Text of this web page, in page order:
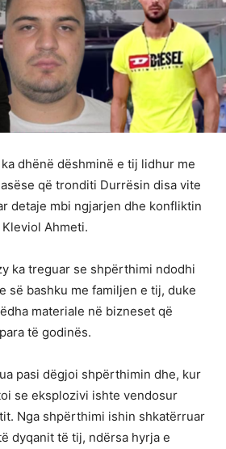
dhënë dëshminë e tij lidhur me
që tronditi Durrësin disa vite
detaje mbi ngjarjen dhe konfliktin
Ahmeti.
ka treguar se shpërthimi ndodhi
së bashku me familjen e tij, duke
materiale në bizneset që
të godinës.
pasi dëgjoi shpërthimin dhe, kur
se eksplozivi ishte vendosur
Nga shpërthimi ishin shkatërruar
dyqanit të tij, ndërsa hyrja e